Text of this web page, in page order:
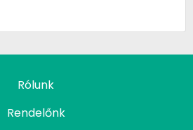
Rólunk
Rendelőnk